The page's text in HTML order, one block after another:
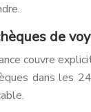
de
couvre
dans les